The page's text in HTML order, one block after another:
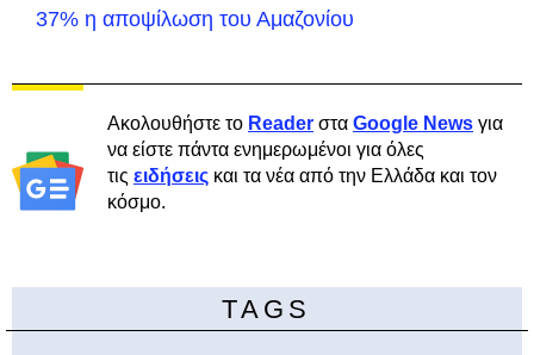
37% η αποψίλωση του Αμαζονίου
Ακολουθήστε το Reader στα Google News για
να είστε πάντα ενημερωμένοι για όλες
τις ειδήσεις και τα νέα από την Ελλάδα και τον
κόσμο.
TAGS